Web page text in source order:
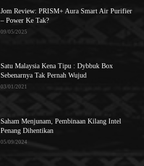
Jom Review: PRISM+ Aura Smart Air Purifier
– Power Ke Tak?
09/05/2025
Satu Malaysia Kena Tipu : Dybbuk Box
Sebenarnya Tak Pernah Wujud
03/01/2021
Saham Menjunam, Pembinaan Kilang Intel
Penang Dihentikan
05/09/2024